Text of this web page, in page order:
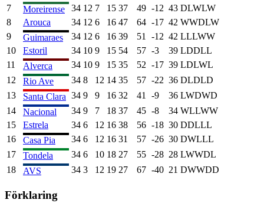
7
Moreirense 34 12 7 15 37 49 -12 43 DLWLW
8
Arouca 34 12 6 16 47 64 -17 42 WWDLW
9
Guimaraes 34 12 6 16 39 51 -12 42 LLLWW
10
Estoril 34 10 9 15 54 57 -3 39 LDDLL
11
Alverca 34 10 9 15 35 52 -17 39 LDLWL
12
Rio Ave 34 8 12 14 35 57 -22 36 DLDLD
13
Santa Clara 34 9 9 16 32 41 -9 36 LWDWD
14
Nacional 34 9 7 18 37 45 -8 34 WLLWW
15
Estrela 34 6 12 16 38 56 -18 30 DDLLL
16
Casa Pia 34 6 12 16 31 57 -26 30 DWLLL
17
Tondela 34 6 10 18 27 55 -28 28 LWWDL
18
AVS 34 3 12 19 27 67 -40 21 DWWDD
Förklaring